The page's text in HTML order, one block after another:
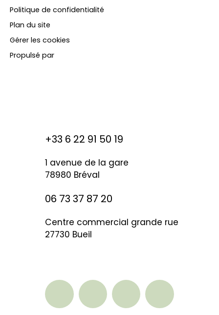
Politique de confidentialité
Plan du site
Gérer les cookies
Propulsé par
+33 6 22 91 50 19
1 avenue de la gare
78980 Bréval
06 73 37 87 20
Centre commercial grande rue
27730 Bueil